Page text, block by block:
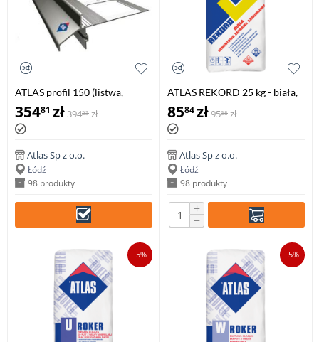
ATLAS profil 150 (listwa,
okapnik) balkonowy, tarasowy
2 mb (1 szt.)
35481 zł39423 zł
Atlas Sp z o.o.
Łódź
98 produkty
ATLAS REKORD 25 kg - biała,
cementowa zaprawa
szpachlowa
8584zł9538 zł
Atlas Sp z o.o.
Łódź
98 produkty
+
−
-5% -5%